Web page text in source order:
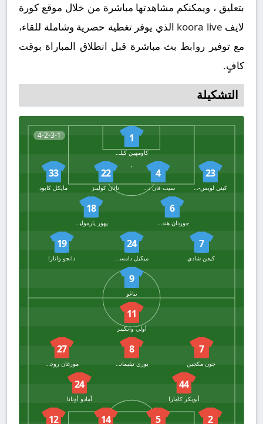
بتعليق ، ويمكنكم مشاهدتها مباشرة من خلال موقع كورة
لايف koora live الذي يوفر تغطية حصرية وشاملة للقاء،
مع توفير روابط بث مباشرة قبل انطلاق المباراة بوقت
كافٍ.
التشكيلة
4-2-3-1 1
كاومهين كيليهر
23
كيني لويس-بوتير
4
سيب فان دن بيرج
22
ناثان كولينز
33
مايكل كايود
6
جوردان هندرسون
18
يهور يارموليوك
7
كيفن شادي
24
ميكيل دامسجارد
19
دانجو واتارا
9
تياغو
11
أولي واتكينز
7
جون مكجين
8
يوري تيليمانس
27
مورغان روجرز
44
أبوبكر كامارا
24
أمادو أونانا
2
5
14
12